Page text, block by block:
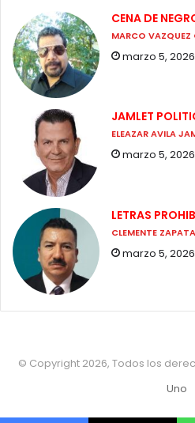
CENA DE
MARCO VAZQUEZ
marzo 5, 2026
JAMLET
ELEAZAR AVILA
marzo 5, 2026
LETRAS
CLEMENTE ZAPATA
marzo 5, 2026
© Copyright 2026, Todos los
Uno